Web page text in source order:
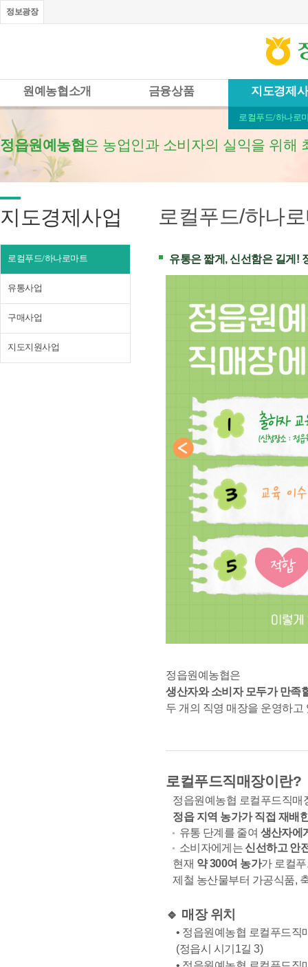
정보광장
원예농협소개 금융상품 지도경제
로컬푸드/하나로
정읍원예농협은 농업인과 소비자의 실익을 위해
지도경제사업
로컬푸드/하나로마트
유통사업
구매사업
지도지원사업
로컬푸드/하나
유통은 짧게, 신선함은 길게!
정읍원예농협은
생산자와 소비자 모두가 만족
두 개의 직영 매장을 운영하고
로컬푸드직매장이란?
정읍원예농협 로컬푸드직매
정읍 지역 농가가 직접 재배
유통 단계를 줄여 생산자에
소비자에게는신선하고 안
현재 약 300여 농가가 로컬
제철 농산물부터 가공식품,
🔹 매장 위치
• 정읍원예농협 로컬푸드직
(정읍시 시기1길 3)